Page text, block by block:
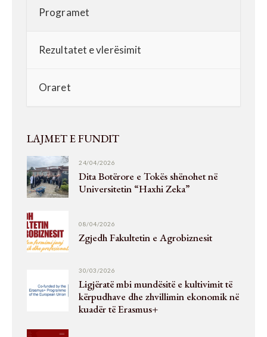
Programet
Rezultatet e vlerësimit
Oraret
LAJMET E FUNDIT
24/04/2026
Dita Botërore e Tokës shënohet në
Universitetin “Haxhi Zeka”
08/04/2026
Zgjedh Fakultetin e Agrobiznesit
30/03/2026
Ligjëratë mbi mundësitë e kultivimit të
kërpudhave dhe zhvillimin ekonomik në
kuadër të Erasmus+